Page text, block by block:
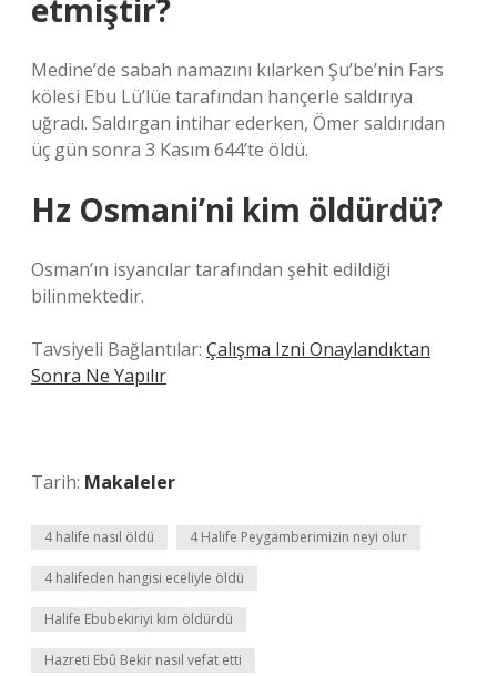
etmiştir?
Medine’de sabah namazını kılarken Şu’be’nin Fars
kölesi Ebu Lü’lüe tarafından hançerle saldırıya
uğradı. Saldırgan intihar ederken, Ömer saldırıdan
üç gün sonra 3 Kasım 644’te öldü.
Hz Osmani’ni kim öldürdü?
Osman’ın isyancılar tarafından şehit edildiği
bilinmektedir.
Tavsiyeli Bağlantılar: Çalışma Izni Onaylandıktan
Sonra Ne Yapılır
Tarih: Makaleler
4 halife nasıl öldü 4 Halife Peygamberimizin neyi olur
4 halifeden hangisi eceliyle öldü
Halife Ebubekiriyi kim öldürdü
Hazreti Ebû Bekir nasıl vefat etti